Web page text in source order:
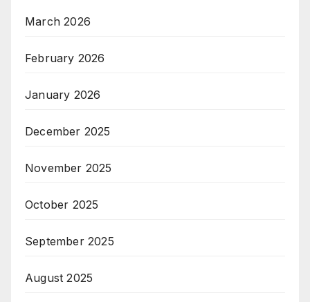
March 2026
February 2026
January 2026
December 2025
November 2025
October 2025
September 2025
August 2025